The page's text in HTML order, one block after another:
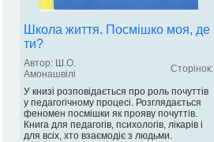
Школа життя. Посмішко моя, де
ти?
Автор: Ш.О.
Амонашвілі
Сторінок:
У книзі розповідається про роль почуттів
у педагогічному процесі. Розглядається
феномен посмішки як прояву почуттів.
Книга для педагогів, психологів, лікарів і
для всіх, хто взаємодіє з людьми.